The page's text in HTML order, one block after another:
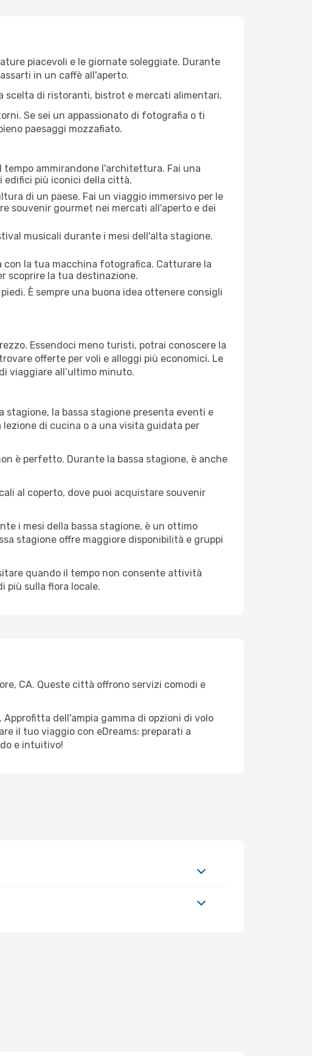
piacevoli e le giornate soleggiate. Durante
in un caffè all'aperto.
scelta di ristoranti, bistrot e mercati alimentari.
Se sei un appassionato di fotografia o ti
paesaggi mozzafiato.
ammirandone l'architettura. Fai una
edifici più iconici della città.
di un paese. Fai un viaggio immersivo per le
souvenir gourmet nei mercati all'aperto e dei
musicali durante i mesi dell'alta stagione.
la tua macchina fotografica. Catturare la
scoprire la tua destinazione.
È sempre una buona idea ottenere consigli
Essendoci meno turisti, potrai conoscere la
offerte per voli e alloggi più economici. Le
viaggiare all’ultimo minuto.
la bassa stagione presenta eventi e
di cucina o a una visita guidata per
è perfetto. Durante la bassa stagione, è anche
al coperto, dove puoi acquistare souvenir
i mesi della bassa stagione, è un ottimo
stagione offre maggiore disponibilità e gruppi
quando il tempo non consente attività
più sulla flora locale.
CA. Queste città offrono servizi comodi e
dell'ampia gamma di opzioni di volo
il tuo viaggio con eDreams: preparati a
e intuitivo!